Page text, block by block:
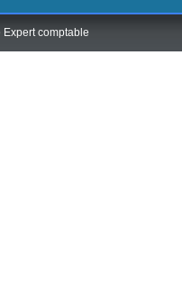
Expert comptable